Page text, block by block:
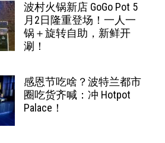
波村火锅新店 GoGo Pot 5
月2日隆重登场！一人一
锅＋旋转自助，新鲜开
涮！
感恩节吃啥？波特兰都市
圈吃货齐喊：冲 Hotpot
Palace！